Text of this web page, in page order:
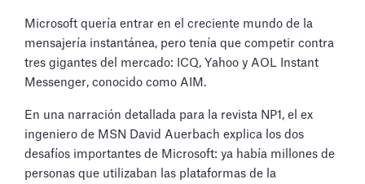
Microsoft quería entrar en el creciente mundo de la
mensajería instantánea, pero tenía que competir contra
tres gigantes del mercado: ICQ, Yahoo y AOL Instant
Messenger, conocido como AIM.
En una narración detallada para la revista NP1, el ex
ingeniero de MSN David Auerbach explica los dos
desafíos importantes de Microsoft: ya había millones de
personas que utilizaban las plataformas de la